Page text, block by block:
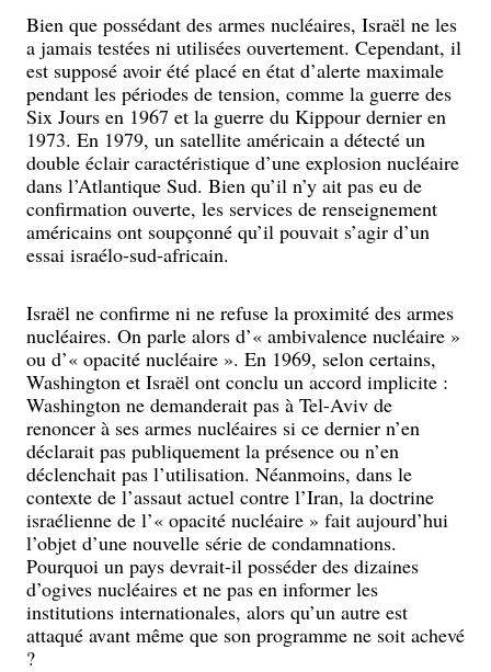
Bien que possédant des armes nucléaires, Israël ne les
a jamais testées ni utilisées ouvertement. Cependant, il
est supposé avoir été placé en état d’alerte maximale
pendant les périodes de tension, comme la guerre des
Six Jours en 1967 et la guerre du Kippour dernier en
1973. En 1979, un satellite américain a détecté un
double éclair caractéristique d’une explosion nucléaire
dans l’Atlantique Sud. Bien qu’il n’y ait pas eu de
confirmation ouverte, les services de renseignement
américains ont soupçonné qu’il pouvait s’agir d’un
essai israélo-sud-africain.
Israël ne confirme ni ne refuse la proximité des armes
nucléaires. On parle alors d’« ambivalence nucléaire »
ou d’« opacité nucléaire ». En 1969, selon certains,
Washington et Israël ont conclu un accord implicite :
Washington ne demanderait pas à Tel-Aviv de
renoncer à ses armes nucléaires si ce dernier n’en
déclarait pas publiquement la présence ou n’en
déclenchait pas l’utilisation. Néanmoins, dans le
contexte de l’assaut actuel contre l’Iran, la doctrine
israélienne de l’« opacité nucléaire » fait aujourd’hui
l’objet d’une nouvelle série de condamnations.
Pourquoi un pays devrait-il posséder des dizaines
d’ogives nucléaires et ne pas en informer les
institutions internationales, alors qu’un autre est
attaqué avant même que son programme ne soit achevé
?